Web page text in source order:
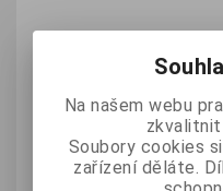
Na našem webu
zkvalitnit
Soubory cookies
zařízení děláte.